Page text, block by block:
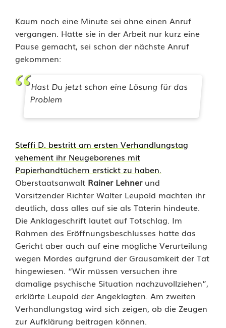
Kaum noch eine Minute sei ohne einen Anruf
vergangen. Hätte sie in der Arbeit nur kurz eine
Pause gemacht, sei schon der nächste Anruf
gekommen:
Hast Du jetzt schon eine Lösung für das
Problem
Steffi D. bestritt am ersten Verhandlungstag
vehement ihr Neugeborenes mit
Papierhandtüchern erstickt zu haben.
Oberstaatsanwalt Rainer Lehnerund
Vorsitzender Richter Walter Leupold machten ihr
deutlich, dass alles auf sie als Täterin hindeute.
Die Anklageschrift lautet auf Totschlag. Im
Rahmen des Eröffnungsbeschlusses hatte das
Gericht aber auch auf eine mögliche Verurteilung
wegen Mordes aufgrund der Grausamkeit der Tat
hingewiesen. “Wir müssen versuchen ihre
damalige psychische Situation nachzuvollziehen”,
erklärte Leupold der Angeklagten. Am zweiten
Verhandlungstag wird sich zeigen, ob die Zeugen
zur Aufklärung beitragen können.